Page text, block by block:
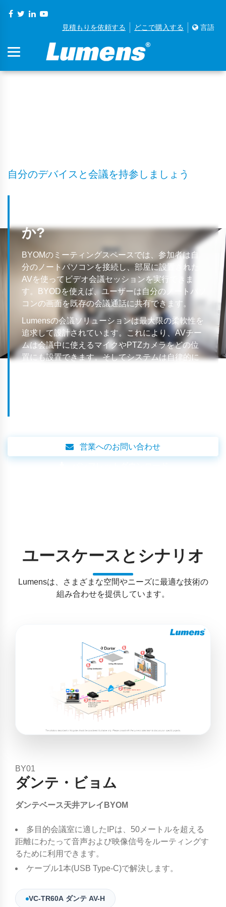
見積もりを依頼する どこで購入する 言語
自分のデバイスと会議を持参しましょう
か?
BYOMのミーティングスペースでは、参加者は自
分のノートパソコンを接続し、部屋に設置された
AVを使ってビデオ会議セッションを実行できま
す。BYODを使えば、ユーザーは自分のノートパソ
コンの画面を既存の会議通話に共有できます。
Lumensの会議ソリューションは最大限の柔軟性を
追求して設計されています。これにより、AVチー
ムは会議中に使えるマイクやPTZカメラをどの位
置にも設置できます。そしてシステムは自律的に
営業へのお問い合わせ
ユースケースとシナリオ
Lumensは、さまざまな空間やニーズに最適な技術の
組み合わせを提供しています。
BY01
ダンテ・ビョム
ダンテベース天井アレイBYOM
多目的会議室に適したIPは、50メートルを超える
距離にわたって音声および映像信号をルーティングす
るために利用できます。
ケーブル1本(USB Type-C)で解決します。
VC-TR60A ダンテ AV-H